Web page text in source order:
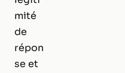
mité
de
répon
se et